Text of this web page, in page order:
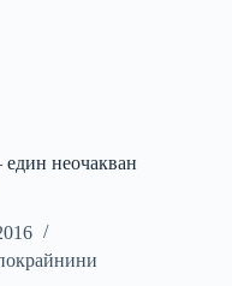
неочакван